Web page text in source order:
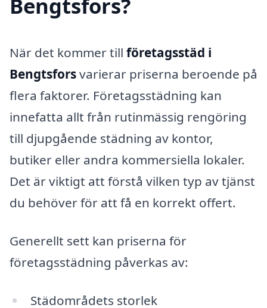
Bengtsfors?
När det kommer till företagsstäd i
Bengtsforsvarierar priserna beroende på
flera faktorer. Företagsstädning kan
innefatta allt från rutinmässig rengöring
till djupgående städning av kontor,
butiker eller andra kommersiella lokaler.
Det är viktigt att förstå vilken typ av tjänst
du behöver för att få en korrekt offert.
Generellt sett kan priserna för
företagsstädning påverkas av:
Städområdets storlek